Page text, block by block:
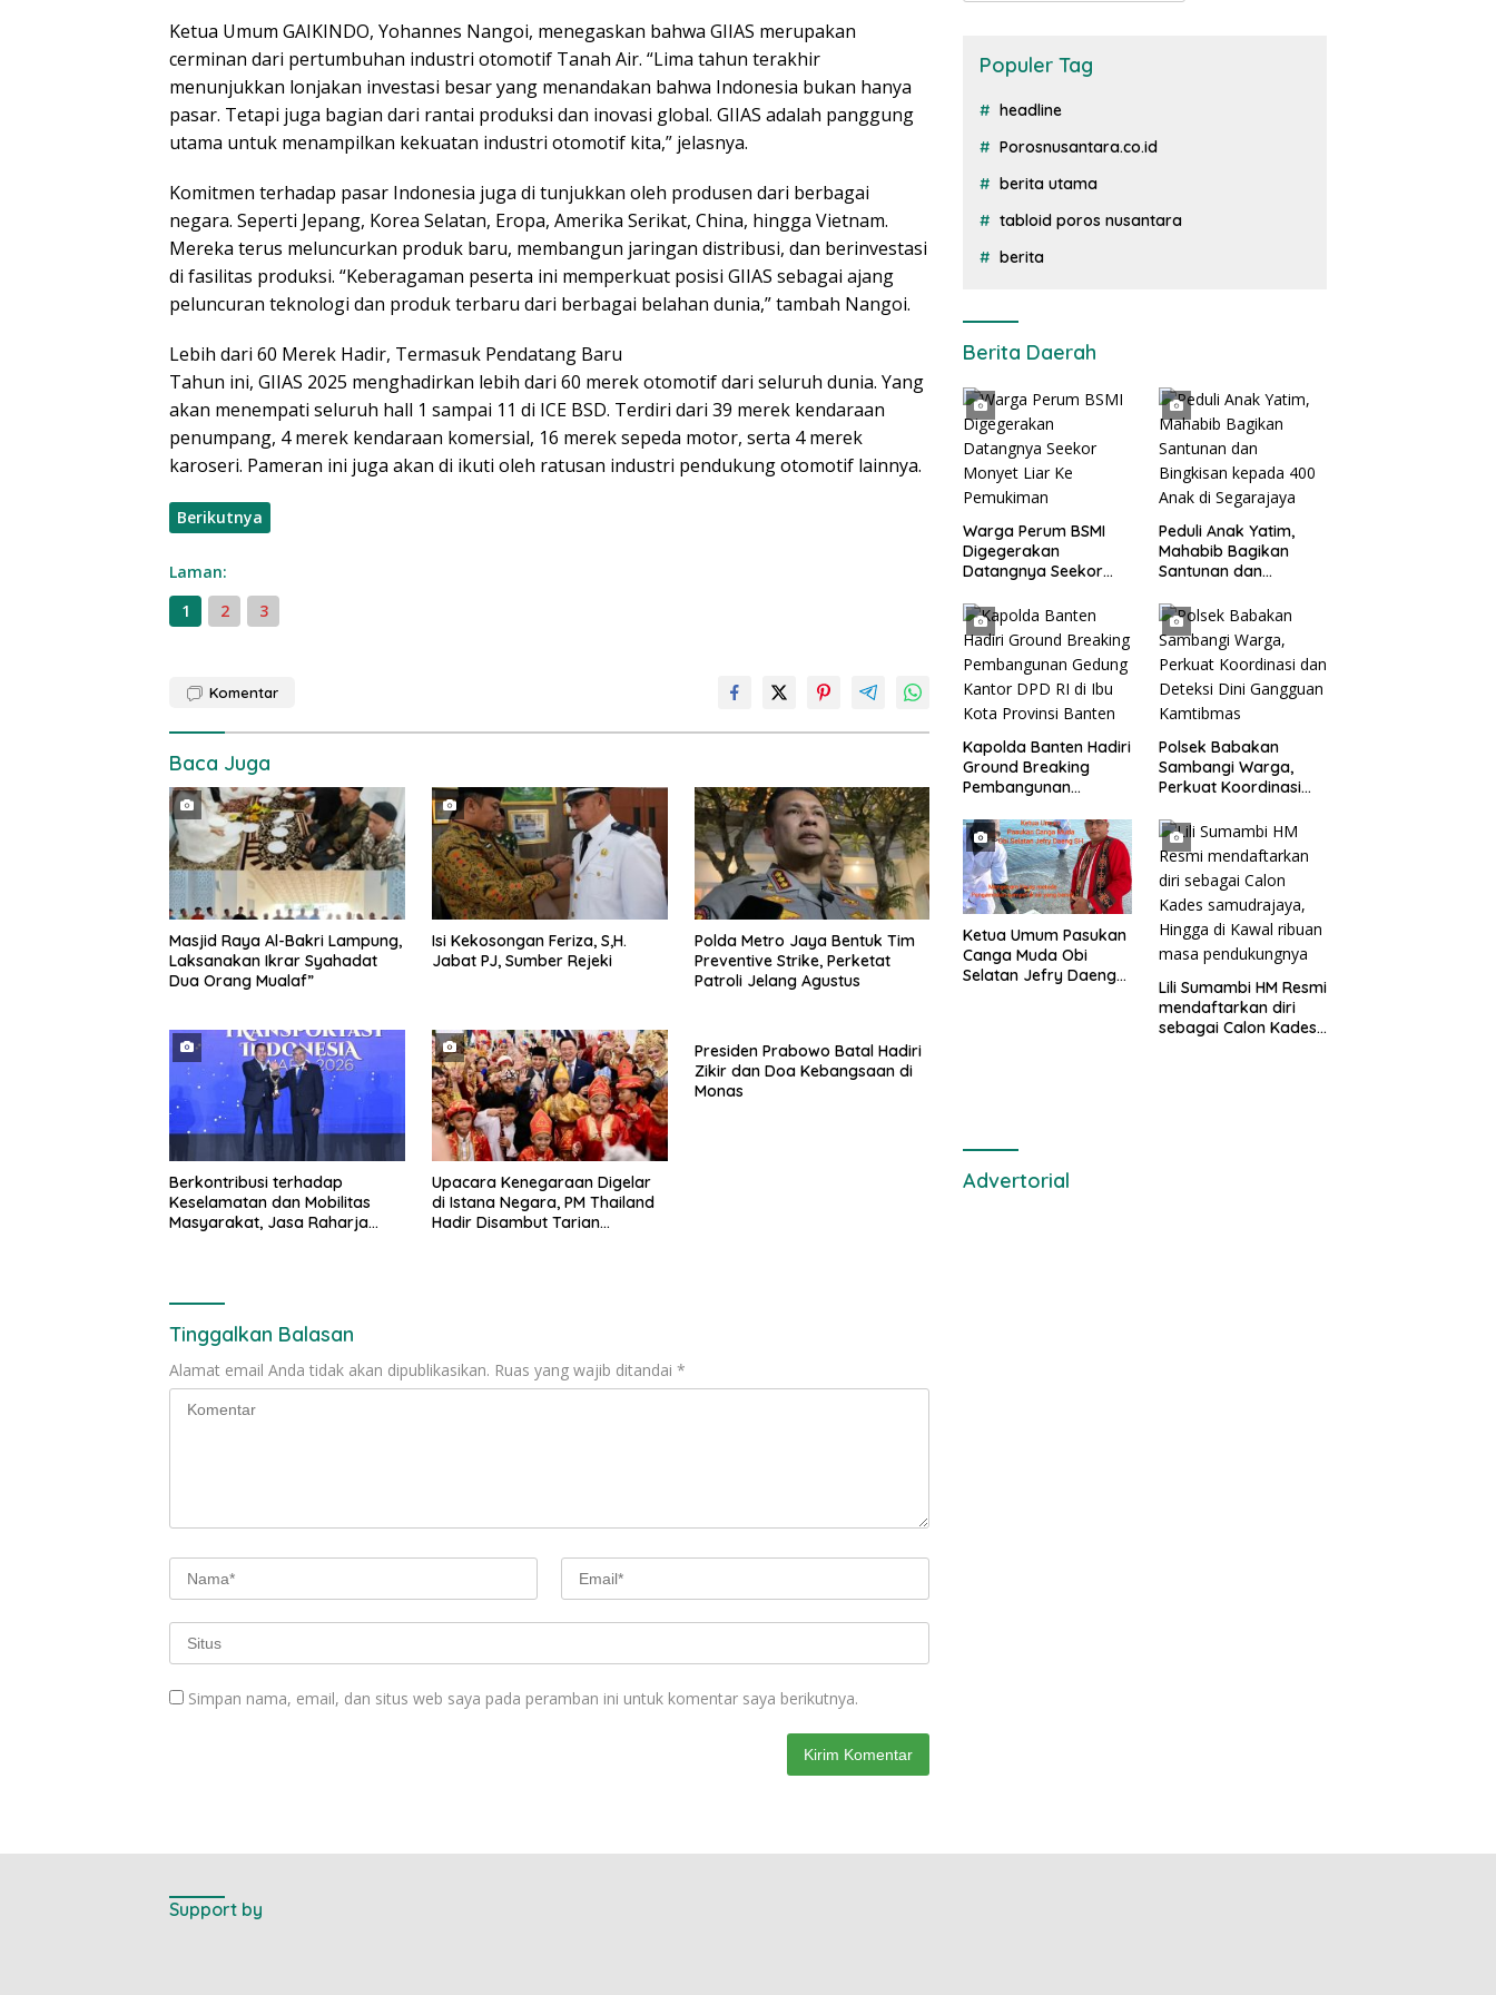
Ketua Umum GAIKINDO, Yohannes Nangoi, menegaskan bahwa GIIAS merupakan
cerminan dari pertumbuhan industri otomotif Tanah Air. “Lima tahun terakhir
menunjukkan lonjakan investasi besar yang menandakan bahwa Indonesia bukan hanya
pasar. Tetapi juga bagian dari rantai produksi dan inovasi global. GIIAS adalah panggung
utama untuk menampilkan kekuatan industri otomotif kita,” jelasnya.
Komitmen terhadap pasar Indonesia juga di tunjukkan oleh produsen dari berbagai
negara. Seperti Jepang, Korea Selatan, Eropa, Amerika Serikat, China, hingga Vietnam.
Mereka terus meluncurkan produk baru, membangun jaringan distribusi, dan berinvestasi
di fasilitas produksi. “Keberagaman peserta ini memperkuat posisi GIIAS sebagai ajang
peluncuran teknologi dan produk terbaru dari berbagai belahan dunia,” tambah Nangoi.
Lebih dari 60 Merek Hadir, Termasuk Pendatang Baru
Tahun ini, GIIAS 2025 menghadirkan lebih dari 60 merek otomotif dari seluruh dunia. Yang
akan menempati seluruh hall 1 sampai 11 di ICE BSD. Terdiri dari 39 merek kendaraan
penumpang, 4 merek kendaraan komersial, 16 merek sepeda motor, serta 4 merek
karoseri. Pameran ini juga akan di ikuti oleh ratusan industri pendukung otomotif lainnya.
Berikutnya
Laman:
1
2 3
Komentar
Baca Juga
Masjid Raya Al-Bakri Lampung,
Laksanakan Ikrar Syahadat
Dua Orang Mualaf”
Isi Kekosongan Feriza, S,H.
Jabat PJ, Sumber Rejeki
Polda Metro Jaya Bentuk Tim
Preventive Strike, Perketat
Patroli Jelang Agustus
Berkontribusi terhadap
Keselamatan dan Mobilitas
Masyarakat, Jasa Raharja
Upacara Kenegaraan Digelar
di Istana Negara, PM Thailand
Hadir Disambut Tarian
Presiden Prabowo Batal Hadiri
Zikir dan Doa Kebangsaan di
Monas
Tinggalkan Balasan
Alamat email Anda tidak akan dipublikasikan. Ruas yang wajib ditandai *
Simpan nama, email, dan situs web saya pada peramban ini untuk komentar saya berikutnya.
Populer Tag
headline
Porosnusantara.co.id
berita utama
tabloid poros nusantara
berita
Berita Daerah
Warga Perum BSMI
Digegerakan
Datangnya Seekor
Pemukiman
Peduli Anak Yatim,
Mahabib Bagikan
Santunan dan
Anak di Segarajaya
Kapolda Banten Hadiri
Ground Breaking
Pembangunan
di Ibu Kota Provinsi
Banten
Polsek Babakan
Sambangi Warga,
Perkuat Koordinasi
Gangguan Kamtibmas
Ketua Umum Pasukan
Canga Muda Obi
Selatan Jefry Daeng
Lili Sumambi HM Resmi
mendaftarkan diri
sebagai Calon Kades
Advertorial
Support by